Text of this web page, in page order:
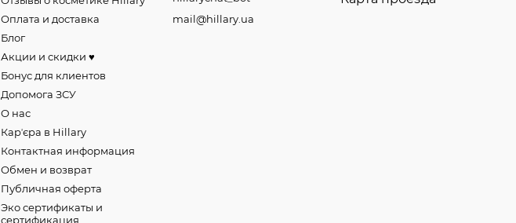
Оплата и доставка
Блог
Акции и скидки ♥️
Бонус для клиентов
Допомога ЗСУ
О нас
Карʼєра в Hillary
Контактная информация
Обмен и возврат
Публичная оферта
Эко сертификаты и
сертификация
mail@hillary.ua